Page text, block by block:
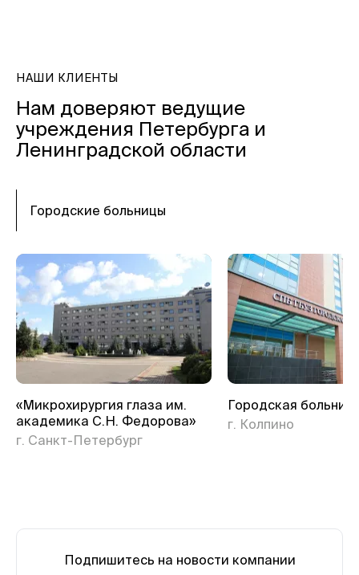
НАШИ КЛИЕНТЫ
Нам доверяют ведущие
учреждения Петербурга и
Ленинградской области
Городские больницы
«Микрохирургия глаза им.
академика С.Н. Федорова»
г. Санкт-Петербург
Городская
г. Колпино
Подпишитесь на новости компании